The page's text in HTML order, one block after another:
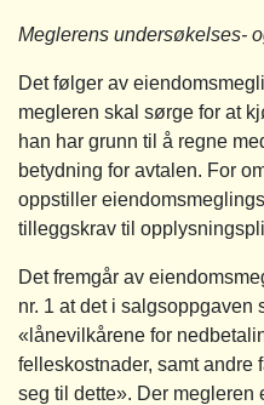
Meglerens undersøkelses-
Det følger av
megleren skal sørge for at
han har grunn til å regne
betydning for avtalen. For
oppstiller
tilleggskrav til
Det fremgår av
nr. 1 at det i salgsoppgaven
«lånevilkårene for
felleskostnader, samt andre
seg til dette». Der megleren